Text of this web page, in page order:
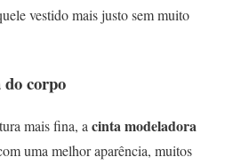
vestido mais justo sem muito
corpo
mais fina, acinta modeladora
uma melhor aparência, muitos